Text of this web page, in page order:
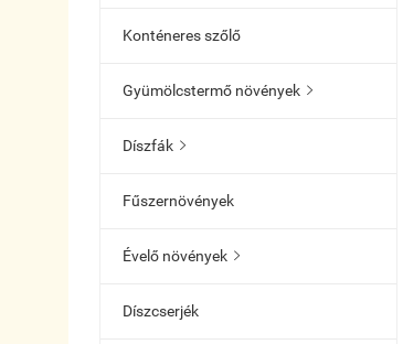
Konténeres szőlő
Gyümölcstermő növények 
Díszfák 
Fűszernövények
Évelő növények 
Díszcserjék